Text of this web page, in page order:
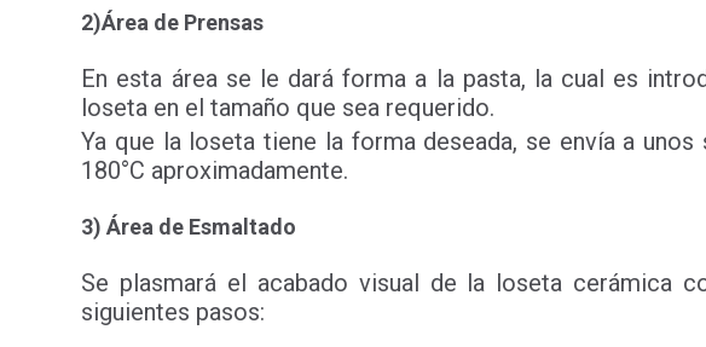
2)Área de Prensas
En esta área se le dará forma a la pasta, la cual es
loseta en el tamaño que sea requerido.
Ya que la loseta tiene la forma deseada, se envía a
180°C aproximadamente.
3) Área de Esmaltado
Se plasmará el acabado visual de la loseta cerámica
siguientes pasos: